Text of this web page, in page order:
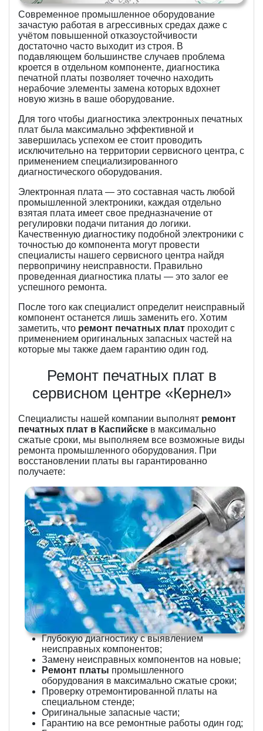
Современное промышленное оборудование
зачастую работая в агрессивных средах даже с
учётом повышенной отказоустойчивости
достаточно часто выходит из строя. В
подавляющем большинстве случаев проблема
кроется в отдельном компоненте, диагностика
печатной платы позволяет точечно находить
нерабочие элементы замена которых вдохнет
новую жизнь в ваше оборудование.
Для того чтобы диагностика электронных печатных
плат была максимально эффективной и
завершилась успехом ее стоит проводить
исключительно на территории сервисного центра, с
применением специализированного
диагностического оборудования.
Электронная плата — это составная часть любой
промышленной электроники, каждая отдельно
взятая плата имеет свое предназначение от
регулировки подачи питания до логики.
Качественную диагностику подобной электроники с
точностью до компонента могут провести
специалисты нашего сервисного центра найдя
первопричину неисправности. Правильно
проведенная диагностика платы — это залог ее
успешного ремонта.
После того как специалист определит неисправный
компонент останется лишь заменить его. Хотим
заметить, что ремонт печатных плат проходит с
применением оригинальных запасных частей на
которые мы также даем гарантию один год.
Ремонт печатных плат в
сервисном центре «Кернел»
Специалисты нашей компании выполнят ремонт
печатных плат в Каспийске в максимально
сжатые сроки, мы выполняем все возможные виды
ремонта промышленного оборудования. При
восстановлении платы вы гарантированно
получаете:
Глубокую диагностику с выявлением
неисправных компонентов;
Замену неисправных компонентов на новые;
Ремонт платы промышленного
оборудования в максимально сжатые сроки;
Проверку отремонтированной платы на
специальном стенде;
Оригинальные запасные части;
Гарантию на все ремонтные работы один год;